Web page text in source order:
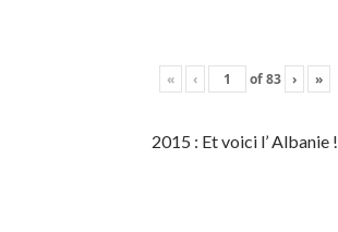
« ‹ of83 › »
2015 : Et voici l’ Albanie !